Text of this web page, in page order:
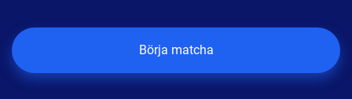
Börja matcha